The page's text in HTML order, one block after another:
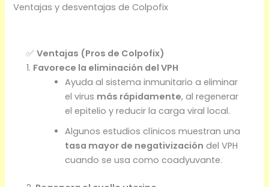
Ventajas y desventajas de Colpofix
✅Ventajas (Pros de Colpofix)
1. Favorece la eliminación del VPH
Ayuda al sistema inmunitario a eliminar
el virus más rápidamente, al regenerar
el epitelio y reducir la carga viral local.
Algunos estudios clínicos muestran una
tasa mayor de negativización del VPH
cuando se usa como coadyuvante.